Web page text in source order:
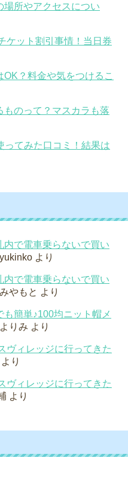
場所やアクセスについ
ケット割引事情！当日券
？料金や気をつけるこ
ものって？マスカラも落
ってみた口コミ！結果は
で電車乗らないで買い
yukinko より
で電車乗らないで買い
みやもと より
簡単♪100均ニット帽メ
りみ より
ヴィレッジに行ってきた
より
ヴィレッジに行ってきた
より